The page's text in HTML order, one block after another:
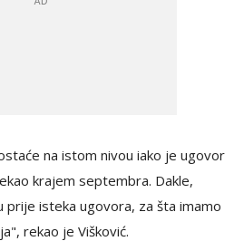
na istom nivou iako je ugovor
krajem septembra. Dakle,
prije isteka ugovora, za šta imamo
rekao je Višković.